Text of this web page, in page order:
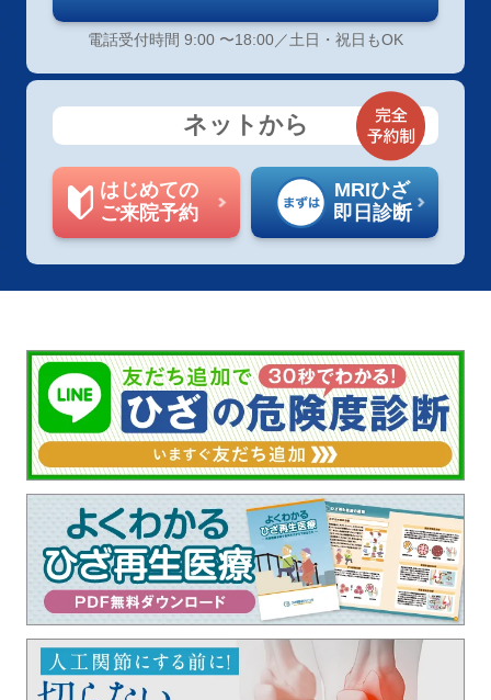
電話受付時間 9:00 〜18:00／土日・祝日もOK
ネットから
はじめての
ご来院予約
MRIひざ
即日診断